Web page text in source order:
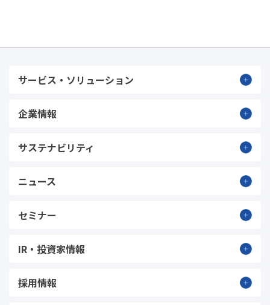
サービス・ソリューション
企業情報
サステナビリティ
ニュース
セミナー
IR・投資家情報
採用情報